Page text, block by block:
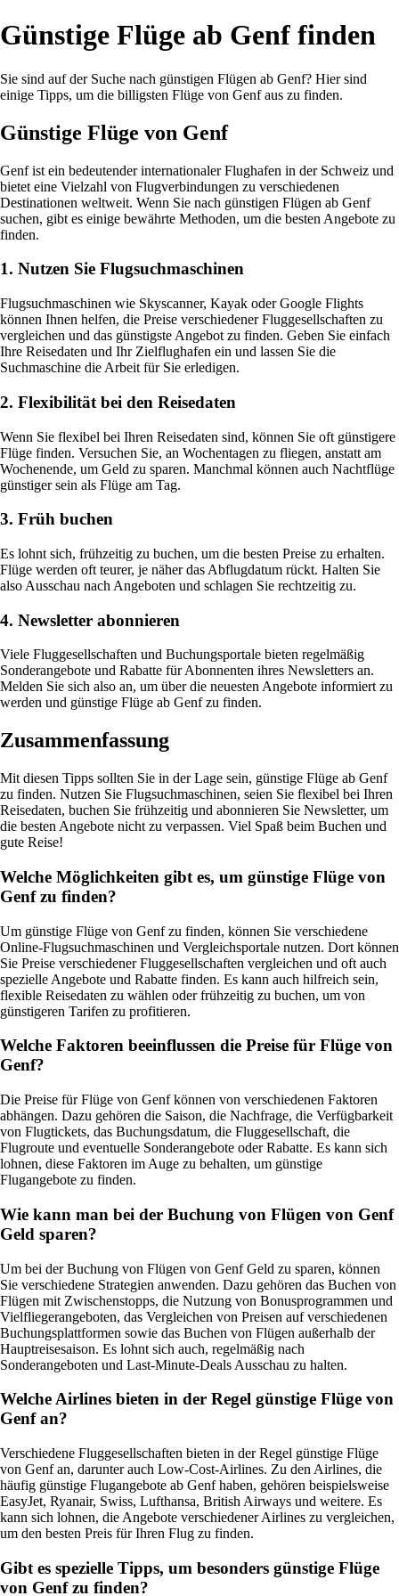
Günstige Flüge ab Genf finden
Sie sind auf der Suche nach günstigen Flügen ab Genf? Hier sind
einige Tipps, um die billigsten Flüge von Genf aus zu finden.
Günstige Flüge von Genf
Genf ist ein bedeutender internationaler Flughafen in der Schweiz und
bietet eine Vielzahl von Flugverbindungen zu verschiedenen
Destinationen weltweit. Wenn Sie nach günstigen Flügen ab Genf
suchen, gibt es einige bewährte Methoden, um die besten Angebote zu
finden.
1. Nutzen Sie Flugsuchmaschinen
Flugsuchmaschinen wie Skyscanner, Kayak oder Google Flights
können Ihnen helfen, die Preise verschiedener Fluggesellschaften zu
vergleichen und das günstigste Angebot zu finden. Geben Sie einfach
Ihre Reisedaten und Ihr Zielflughafen ein und lassen Sie die
Suchmaschine die Arbeit für Sie erledigen.
2. Flexibilität bei den Reisedaten
Wenn Sie flexibel bei Ihren Reisedaten sind, können Sie oft günstigere
Flüge finden. Versuchen Sie, an Wochentagen zu fliegen, anstatt am
Wochenende, um Geld zu sparen. Manchmal können auch Nachtflüge
günstiger sein als Flüge am Tag.
3. Früh buchen
Es lohnt sich, frühzeitig zu buchen, um die besten Preise zu erhalten.
Flüge werden oft teurer, je näher das Abflugdatum rückt. Halten Sie
also Ausschau nach Angeboten und schlagen Sie rechtzeitig zu.
4. Newsletter abonnieren
Viele Fluggesellschaften und Buchungsportale bieten regelmäßig
Sonderangebote und Rabatte für Abonnenten ihres Newsletters an.
Melden Sie sich also an, um über die neuesten Angebote informiert zu
werden und günstige Flüge ab Genf zu finden.
Zusammenfassung
Mit diesen Tipps sollten Sie in der Lage sein, günstige Flüge ab Genf
zu finden. Nutzen Sie Flugsuchmaschinen, seien Sie flexibel bei Ihren
Reisedaten, buchen Sie frühzeitig und abonnieren Sie Newsletter, um
die besten Angebote nicht zu verpassen. Viel Spaß beim Buchen und
gute Reise!
Welche Möglichkeiten gibt es, um günstige Flüge von
Genf zu finden?
Um günstige Flüge von Genf zu finden, können Sie verschiedene
Online-Flugsuchmaschinen und Vergleichsportale nutzen. Dort können
Sie Preise verschiedener Fluggesellschaften vergleichen und oft auch
spezielle Angebote und Rabatte finden. Es kann auch hilfreich sein,
flexible Reisedaten zu wählen oder frühzeitig zu buchen, um von
günstigeren Tarifen zu profitieren.
Welche Faktoren beeinflussen die Preise für Flüge von
Genf?
Die Preise für Flüge von Genf können von verschiedenen Faktoren
abhängen. Dazu gehören die Saison, die Nachfrage, die Verfügbarkeit
von Flugtickets, das Buchungsdatum, die Fluggesellschaft, die
Flugroute und eventuelle Sonderangebote oder Rabatte. Es kann sich
lohnen, diese Faktoren im Auge zu behalten, um günstige
Flugangebote zu finden.
Wie kann man bei der Buchung von Flügen von Genf
Geld sparen?
Um bei der Buchung von Flügen von Genf Geld zu sparen, können
Sie verschiedene Strategien anwenden. Dazu gehören das Buchen von
Flügen mit Zwischenstopps, die Nutzung von Bonusprogrammen und
Vielfliegerangeboten, das Vergleichen von Preisen auf verschiedenen
Buchungsplattformen sowie das Buchen von Flügen außerhalb der
Hauptreisesaison. Es lohnt sich auch, regelmäßig nach
Sonderangeboten und Last-Minute-Deals Ausschau zu halten.
Welche Airlines bieten in der Regel günstige Flüge von
Genf an?
Verschiedene Fluggesellschaften bieten in der Regel günstige Flüge
von Genf an, darunter auch Low-Cost-Airlines. Zu den Airlines, die
häufig günstige Flugangebote ab Genf haben, gehören beispielsweise
EasyJet, Ryanair, Swiss, Lufthansa, British Airways und weitere. Es
kann sich lohnen, die Angebote verschiedener Airlines zu vergleichen,
um den besten Preis für Ihren Flug zu finden.
Gibt es spezielle Tipps, um besonders günstige Flüge
von Genf zu finden?